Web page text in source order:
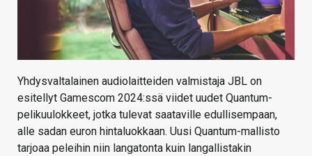
Yhdysvaltalainen audiolaitteiden valmistaja JBL on
esitellyt Gamescom 2024:ssä viidet uudet Quantum-
pelikuulokkeet, jotka tulevat saataville edullisempaan,
alle sadan euron hintaluokkaan. Uusi Quantum-mallisto
tarjoaa peleihin niin langatonta kuin langallistakin